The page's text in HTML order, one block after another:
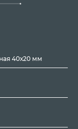
40х20 мм